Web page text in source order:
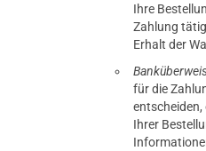
Ihre
Zahlung
Erhalt der
für die
entscheiden,
Ihrer